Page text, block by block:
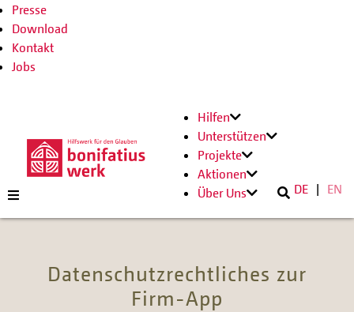
Presse
Download
Kontakt
Jobs
Hilfen
Unterstützen
Projekte
Aktionen
Über Uns
DE EN
Datenschutzrechtliches zur
Firm-App